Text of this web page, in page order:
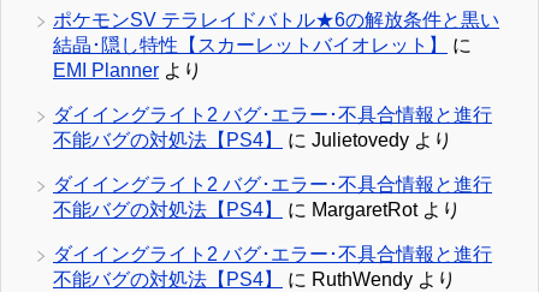
ポケモンSV テラレイドバトル★6の解放条件と黒い
結晶･隠し特性【スカーレットバイオレット】
に
EMI Planner より
ダイイングライト2 バグ･エラー･不具合情報と進行
不能バグの対処法【PS4】
に Julietovedy より
ダイイングライト2 バグ･エラー･不具合情報と進行
不能バグの対処法【PS4】
に MargaretRotより
ダイイングライト2 バグ･エラー･不具合情報と進行
不能バグの対処法【PS4】
に RuthWendy より